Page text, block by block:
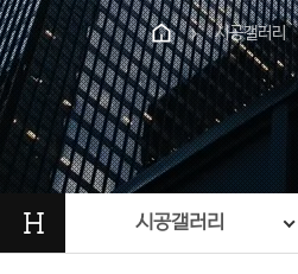
chevron_right 시공갤러리
H 시공갤러리